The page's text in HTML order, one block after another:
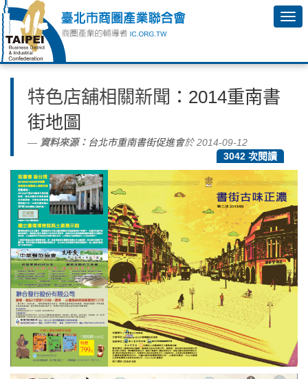
特色店舖相關新聞 ：2014重南書
街地圖
資料來源： 台北市重南書街促進會於 2014-09-12
3042 次閱讀